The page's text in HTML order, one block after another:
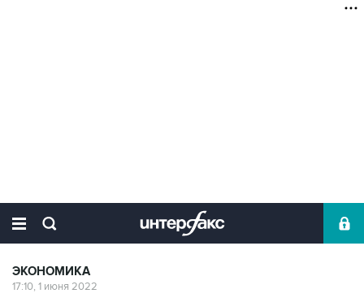
ЭКОНОМИКА
17:10, 1 июня 2022